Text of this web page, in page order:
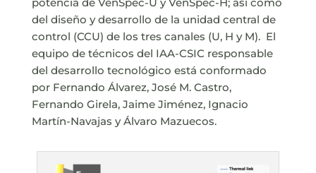
del diseño y desarrollo de la unidad central de
control (CCU) de los tres canales (U, H y M). El
equipo de técnicos del IAA-CSIC responsable
del desarrollo tecnológico está conformado
por Fernando Álvarez, José M. Castro,
Fernando Girela, Jaime Jiménez, Ignacio
Martín-Navajas y Álvaro Mazuecos.